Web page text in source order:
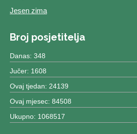
Jesen zima
Broj posjetitelja
Danas: 348
Jučer: 1608
Ovaj tjedan: 24139
Ovaj mjesec: 84508
Ukupno: 1068517